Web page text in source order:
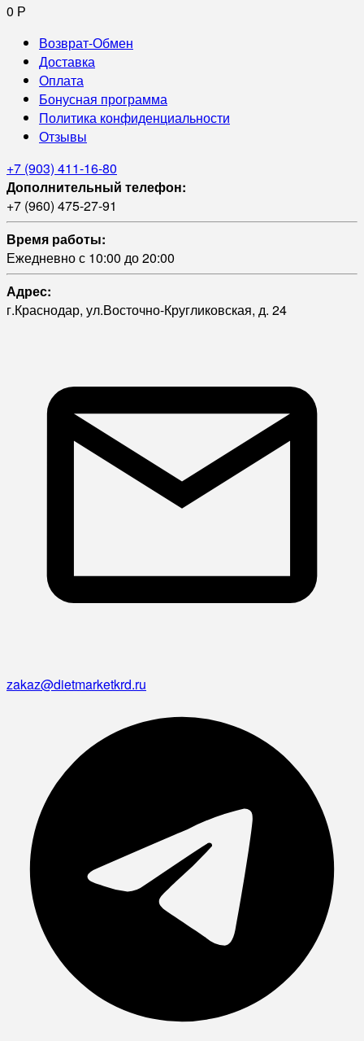
0 Р
Возврат-Обмен
Доставка
Оплата
Бонусная программа
Политика конфиденциальности
Отзывы
+7 (903) 411-16-80
Дополнительный телефон:
+7 (960) 475-27-91
Время работы:
Ежедневно с 10:00 до 20:00
Адрес:
г.Краснодар, ул.Восточно-Кругликовская, д. 24
zakaz@dietmarketkrd.ru